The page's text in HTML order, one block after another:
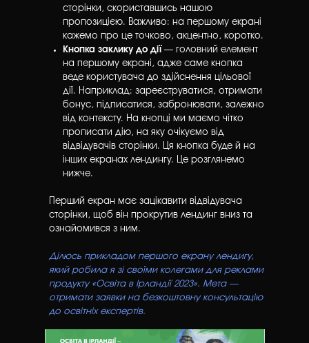
сторінки, скориставшись нашою
пропозицією. Важливо: на першому екрані
кажемо про це точково, акцентно, коротко.
Кнопка заклику до дії — головний елемент
на першому екрані, адже саме кнопка
веде користувача до здійснення цільової
дії. Наприклад: зареєструватися, отримати
бонус, підписатися, забронювати, залежно
від контексту. На кнопці ми маємо чітко
прописати дію, на яку очікуємо від
відвідувачів сторінки. Ця кнопка буде й на
інших екранах лендингу. Це розглянемо
нижче.
Перший екран має зацікавити відвідувача
сторінки, щоб він прокрутив лендинг вниз та
ознайомився з ним.
Ділюсь прикладом першого екрану лендигу,
який робила я зі своїми колегами для реклами
продукту «Освіта в Ірландії 2023». Мета —
отримати заявки на безкоштовну консультацію
до освітніх експертів.